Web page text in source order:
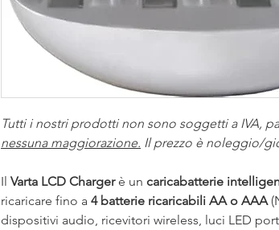
Tutti i nostri prodotti non sono soggetti a IVA,
nessuna maggiorazione. Il prezzo è noleggio/
Il Varta LCD Charger è un caricabatterie
ricaricare fino a 4 batterie ricaricabili AA o AAA
dispositivi audio, ricevitori wireless, luci LED